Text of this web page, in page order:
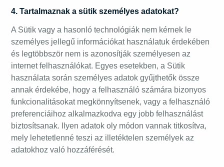
4. Tartalmaznak a sütik személyes adatokat?
A Sütik vagy a hasonló technológiák nem kérnek le
személyes jellegű információkat használatuk érdekében
és legtöbbször nem is azonosítják személyesen az
internet felhasználókat. Egyes esetekben, a Sütik
használata során személyes adatok gyűjthetők össze
annak érdekébe, hogy a felhasználó számára bizonyos
funkcionalitásokat megkönnyítsenek, vagy a felhasználó
preferenciáihoz alkalmazkodva egy jobb felhasználást
biztosítsanak. Ilyen adatok oly módon vannak titkosítva,
mely lehetetlenné teszi az illetéktelen személyek az
adatokhoz való hozzáférését.